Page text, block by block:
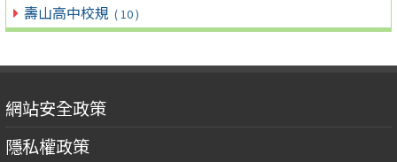
壽山高中校規 ( 10 )
網站安全政策
隱私權政策